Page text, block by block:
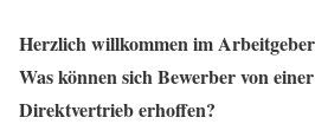
Herzlich willkommen im
Was können sich Bewerber von
Direktvertrieb erhoffen?